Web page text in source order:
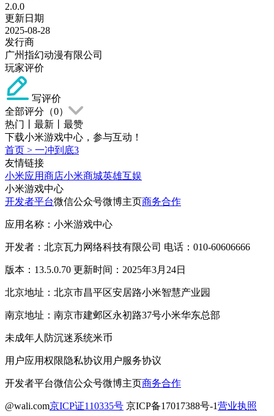
2.0.0
更新日期
2025-08-28
发行商
广州指幻动漫有限公司
玩家评价
写评价
全部评分（0）
热门
最新
最赞
下载小米游戏中心，参与互动！
首页 > 一冲到底3
友情链接
小米应用商店小米商城英雄互娱
小米游戏中心
开发者平台微信公众号微博主页商务合作
应用名称：小米游戏中心
开发者：北京瓦力网络科技有限公司 电话：010-60606666
版本：13.5.0.70 更新时间：2025年3月24日
北京地址：北京市昌平区安居路小米智慧产业园
南京地址：南京市建邺区永初路37号小米华东总部
未成年人防沉迷系统米币
用户应用权限隐私协议用户服务协议
开发者平台微信公众号微博主页商务合作
@wali.com京ICP证110335号 京ICP备17017388号-1营业执照